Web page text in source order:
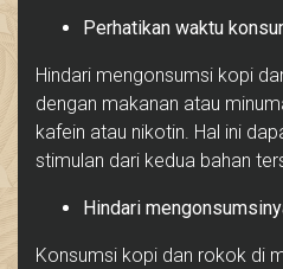
Perhatikan waktu
Hindari mengonsumsi kopi
dengan makanan atau
kafein atau nikotin. Hal ini
stimulan dari kedua bahan
Hindari
Konsumsi kopi dan rokok di